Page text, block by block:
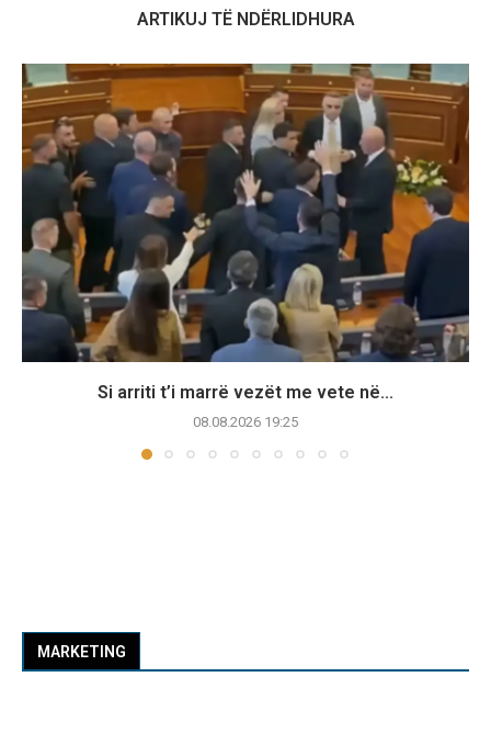
ARTIKUJ TË NDËRLIDHURA
Si arriti t’i marrë vezët me vete në...
08.08.2026 19:25
MARKETING